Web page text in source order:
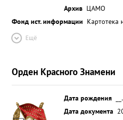
Архив ЦАМО
Фонд ист. информации Картотека
Ещё
Орден Красного Знамени
Дата рождения
Дата документа